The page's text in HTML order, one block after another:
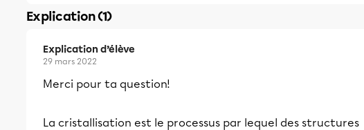
Explication (1)
Explication d’élève
29 mars 2022
Merci pour ta question!
La cristallisation est le processus par lequel des structures